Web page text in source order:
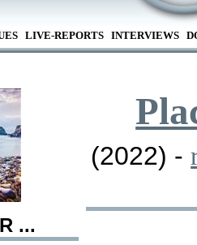
LIVE-REPORTS INTERVIEWS
...
(2022) -